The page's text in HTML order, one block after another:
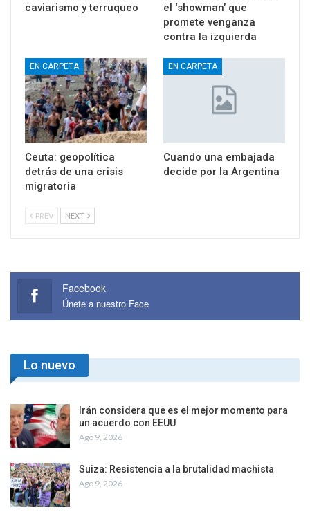
caviarismo y terruqueo
el ‘showman’ que
promete venganza
contra la izquierda
EN CARPETA
Ceuta: geopolítica
detrás de una crisis
migratoria
EN CARPETA
Cuando una embajada
decide por la Argentina
PREV NEXT
Facebook
Únete a nuestro Face
Lo nuevo
Irán considera que es el mejor momento para
un acuerdo con EEUU
Ago 9, 2026
Suiza: Resistencia a la brutalidad machista
Ago 9, 2026